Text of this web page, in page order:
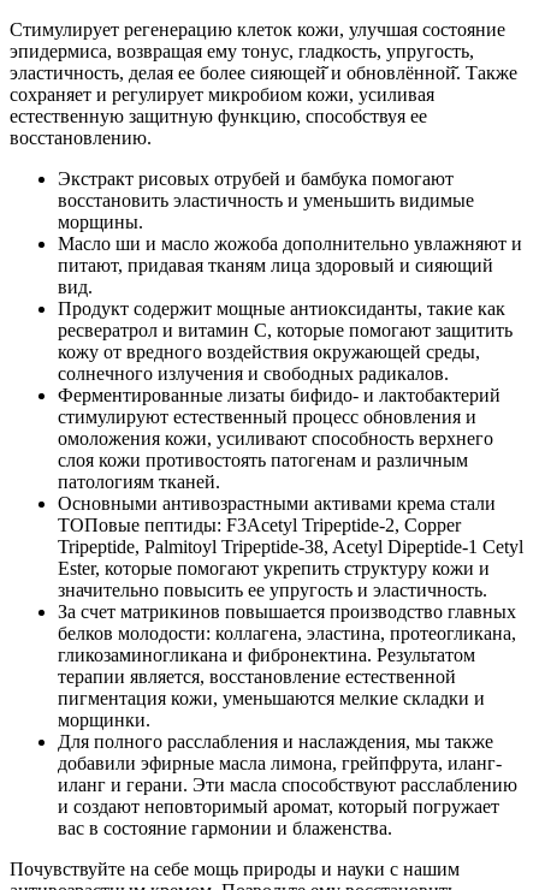
Стимулирует регенерацию клеток кожи, улучшая состояние
эпидермиса, возвращая ему тонус, гладкость, упругость,
эластичность, делая ее более сияющей̆ и обновлённой̆. Также
сохраняет и регулирует микробиом кожи, усиливая
естественную защитную функцию, способствуя ее
восстановлению.
Экстракт рисовых отрубей и бамбука помогают
восстановить эластичность и уменьшить видимые
морщины.
Масло ши и масло жожоба дополнительно увлажняют и
питают, придавая тканям лица здоровый и сияющий
вид.
Продукт содержит мощные антиоксиданты, такие как
ресвератрол и витамин С, которые помогают защитить
кожу от вредного воздействия окружающей среды,
солнечного излучения и свободных радикалов.
Ферментированные лизаты бифидо- и лактобактерий
стимулируют естественный процесс обновления и
омоложения кожи, усиливают способность верхнего
слоя кожи противостоять патогенам и различным
патологиям тканей.
Основными антивозрастными активами крема стали
ТОПовые пептиды: F3Acetyl Tripeptide-2, Copper
Tripeptide, Palmitoyl Tripeptide-38, Acetyl Dipeptide-1 Cetyl
Ester, которые помогают укрепить структуру кожи и
значительно повысить ее упругость и эластичность.
За счет матрикинов повышается производство главных
белков молодости: коллагена, эластина, протеогликана,
гликозаминогликана и фибронектина. Результатом
терапии является, восстановление естественной
пигментация кожи, уменьшаются мелкие складки и
морщинки.
Для полного расслабления и наслаждения, мы также
добавили эфирные масла лимона, грейпфрута, иланг-
иланг и герани. Эти масла способствуют расслаблению
и создают неповторимый аромат, который погружает
вас в состояние гармонии и блаженства.
Почувствуйте на себе мощь природы и науки с нашим